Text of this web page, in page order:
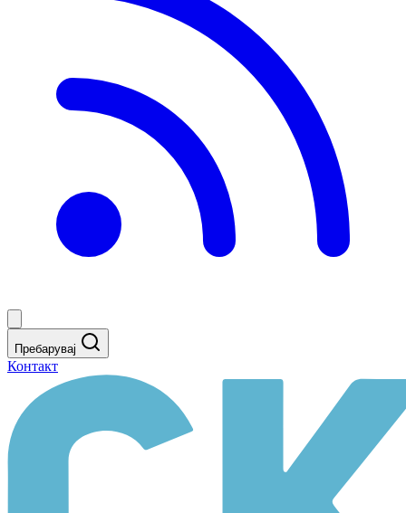
Пребарувај
Контакт